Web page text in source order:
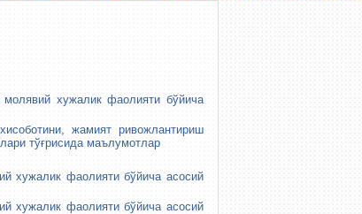
хужалик фаолияти бўйича
жамият ривожлантириш
тўғрисида маълумотлар
хужалик фаолияти бўйича асосий
хужалик фаолияти бўйича асосий